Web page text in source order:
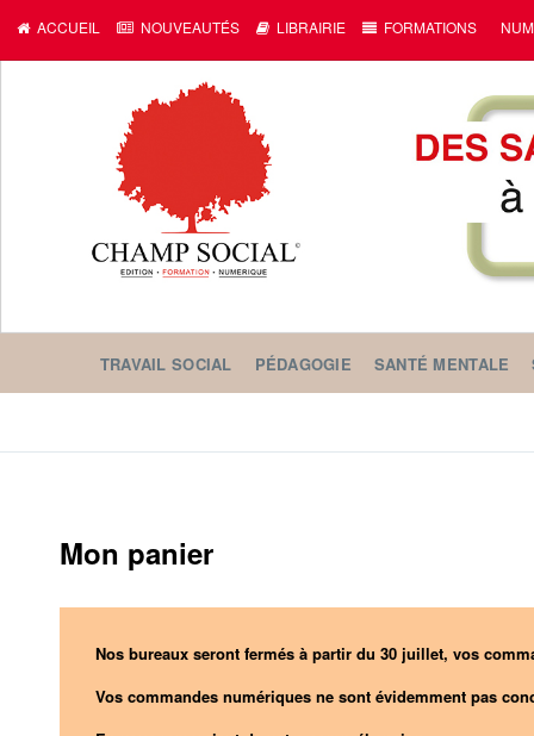
ACCUEIL NOUVEAUTÉS LIBRAIRIE FORMATIONS
TRAVAIL SOCIAL PÉDAGOGIE SANTÉ MENTALE
Mon panier
Nos bureaux seront fermés à partir du 30 juillet, vos
Vos commandes numériques ne sont évidemment pas